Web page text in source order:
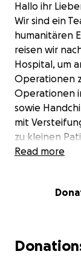
Hallo ihr
Wir sind ein
humanitären
reisen wir
Hospital, um
Operationen
Operationen
sowie
mit
zu kleinen
Read more